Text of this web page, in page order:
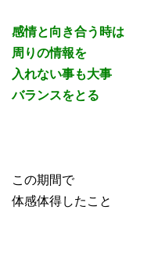
感情と向き合う時は
周りの情報を
入れない事も大事
バランスをとる
この期間で
体感体得したこと